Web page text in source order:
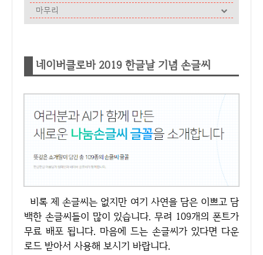
마무리
네이버클로바 2019 한글날 기념 손글씨
비록 제 손글씨는 없지만 여기 사연을 담은 이쁘고 담
백한 손글씨들이 많이 있습니다. 무려 109개의 폰트가
무료 배포 됩니다. 마음에 드는 손글씨가 있다면 다운
로드 받아서 사용해 보시기 바랍니다.